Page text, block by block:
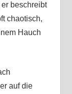
beschreibt
chaotisch,
Hauch
auf die